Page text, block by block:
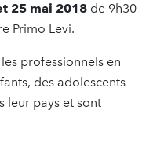
25 mai 2018 de 9h30
Primo Levi.
professionnels en
des adolescents
leur pays et sont